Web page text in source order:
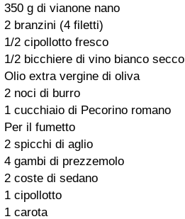
350 g di vianone nano
2 branzini (4 filetti)
1/2 cipollotto fresco
1/2 bicchiere di vino bianco secco
Olio extra vergine di oliva
2 noci di burro
1 cucchiaio di Pecorino romano
Per il fumetto
2 spicchi di aglio
4 gambi di prezzemolo
2 coste di sedano
1 cipollotto
1 carota